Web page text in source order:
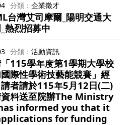
分類 企業徵才
台灣艾司摩爾_陽明交通大
熱烈招募中
分類 活動資訊
115學年度第1學期大學校
際性學術技藝能競賽」經
者請於115年5月12日(二)
資料送至院辦The Ministry
informed you that it
for funding